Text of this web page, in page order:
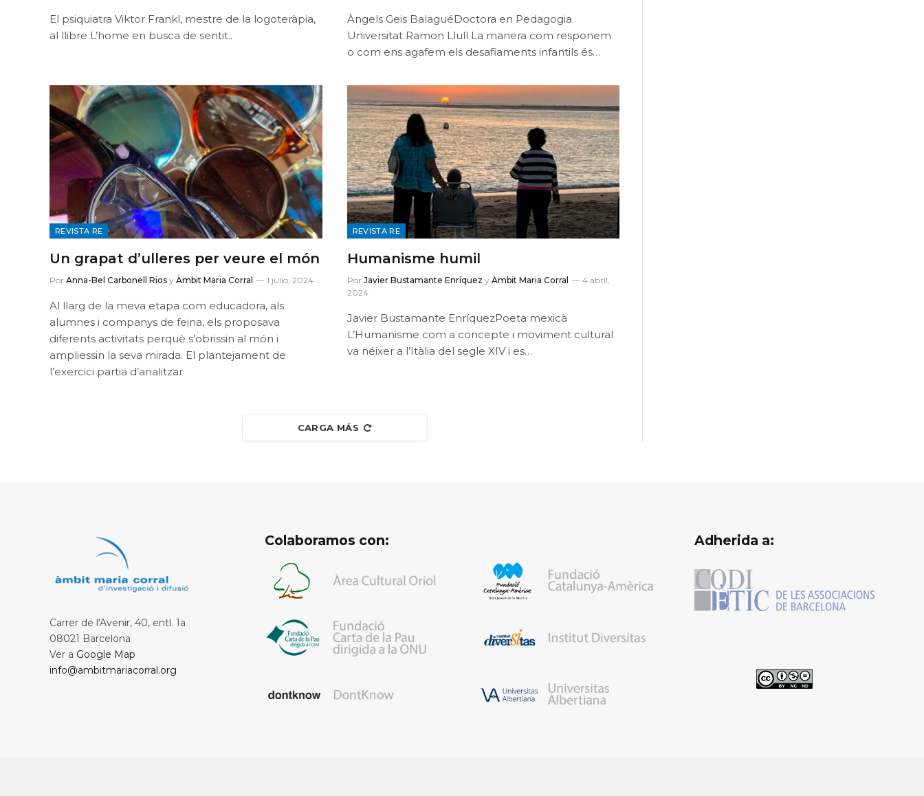
El psiquiatra Viktor Frankl, mestre de la logoteràpia,
al llibre L’home en busca de sentit..
Àngels Geis BalaguéDoctora en Pedagogia
Universitat Ramon Llull La manera com responem
o com ens agafem els desafiaments infantils és…
REVISTA RE
Un grapat d’ulleres per veure el món
Por Anna-Bel Carbonell Rios y Àmbit Maria Corral 1 julio, 2024
Al llarg de la meva etapa com educadora, als
alumnes i companys de feina, els proposava
diferents activitats perquè s’obrissin al món i
ampliessin la seva mirada. El plantejament de
l’exercici partia d’analitzar
REVISTA RE
Humanisme humil
Por Javier Bustamante Enríquez y Àmbit Maria Corral
4 abril,
2024
Javier Bustamante EnríquezPoeta mexicà
L’Humanisme com a concepte i moviment cultural
va néixer a l’Itàlia del segle XIV i es…
CARGA MÁS
Carrer de l'Avenir, 40, entl. 1a
08021 Barcelona
Ver a Google Map
info@ambitmariacorral.org
Colaboramos con: Adherida a: